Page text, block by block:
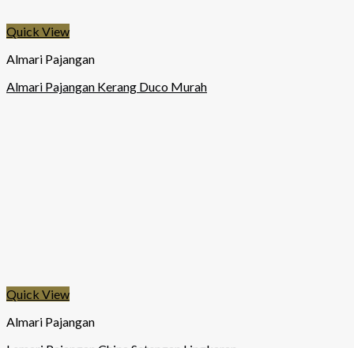
Quick View
Almari Pajangan
Almari Pajangan Kerang Duco Murah
Quick View
Almari Pajangan